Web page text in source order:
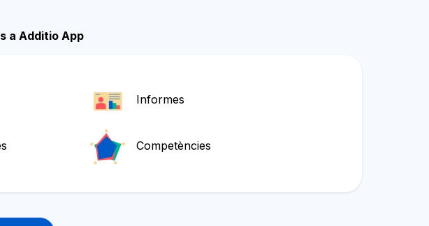
a Additio App
Informes
Competències